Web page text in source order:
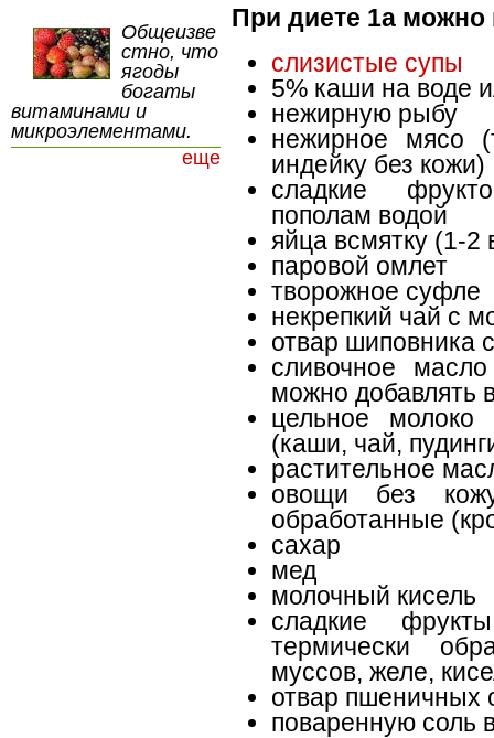
При диете 1а можно
слизистые супы
5% каши на воде
нежирную рыбу
нежирное мясо
индейку без кожи)
сладкие
пополам водой
яйца всмятку (1-2
паровой омлет
творожное суфле
некрепкий чай с
отвар шиповника
сливочное
можно добавлять
цельное
(каши, чай,
растительное
овощи без
обработанные
сахар
мед
молочный кисель
сладкие
термически
муссов, желе,
отвар пшеничных
поваренную соль
Общеизве
стно, что
ягоды
богаты
витаминами и
микроэлементами.
еще